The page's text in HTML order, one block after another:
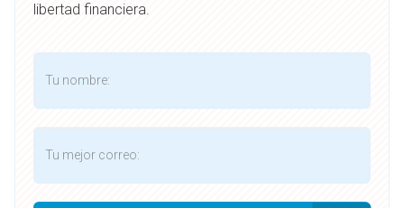
libertad financiera.